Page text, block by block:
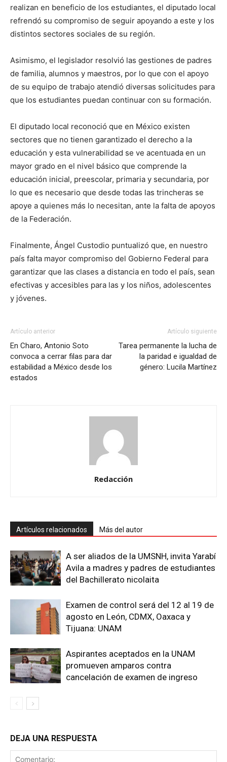
realizan en beneficio de los estudiantes, el diputado local
refrendó su compromiso de seguir apoyando a este y los
distintos sectores sociales de su región.
Asimismo, el legislador resolvió las gestiones de padres
de familia, alumnos y maestros, por lo que con el apoyo
de su equipo de trabajo atendió diversas solicitudes para
que los estudiantes puedan continuar con su formación.
El diputado local reconoció que en México existen
sectores que no tienen garantizado el derecho a la
educación y esta vulnerabilidad se ve acentuada en un
mayor grado en el nivel básico que comprende la
educación inicial, preescolar, primaria y secundaria, por
lo que es necesario que desde todas las trincheras se
apoye a quienes más lo necesitan, ante la falta de apoyos
de la Federación.
Finalmente, Ángel Custodio puntualizó que, en nuestro
país falta mayor compromiso del Gobierno Federal para
garantizar que las clases a distancia en todo el país, sean
efectivas y accesibles para las y los niños, adolescentes
y jóvenes.
Artículo anterior
En Charo, Antonio Soto
convoca a cerrar filas para dar
estabilidad a México desde los
estados
Artículo siguiente
Tarea permanente la lucha de
la paridad e igualdad de
género: Lucila Martínez
Redacción
Artículos relacionados Más del autor
A ser aliados de la UMSNH, invita Yarabí
Avila a madres y padres de estudiantes
del Bachillerato nicolaita
Examen de control será del 12 al 19 de
agosto en León, CDMX, Oaxaca y
Tijuana: UNAM
Aspirantes aceptados en la UNAM
promueven amparos contra
cancelación de examen de ingreso
DEJA UNA RESPUESTA